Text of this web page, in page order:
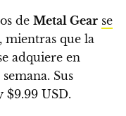
de Metal Gear se
, mientras que la
adquiere en
Sus
$9.99 USD.